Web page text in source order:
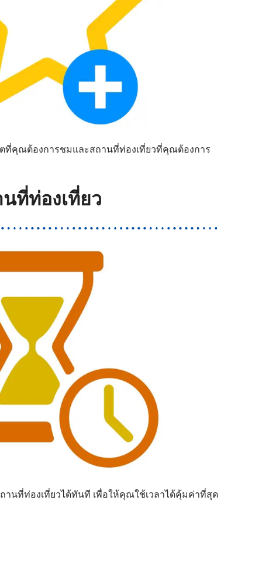
ที่คุณต้องการชมและสถานที่ท่องเที่ยวที่คุณต้องการ
ที่ท่องเที่ยว
านที่ท่องเที่ยวได้ทันที เพื่อให้คุณใช้เวลาได้คุ้มค่าที่สุด